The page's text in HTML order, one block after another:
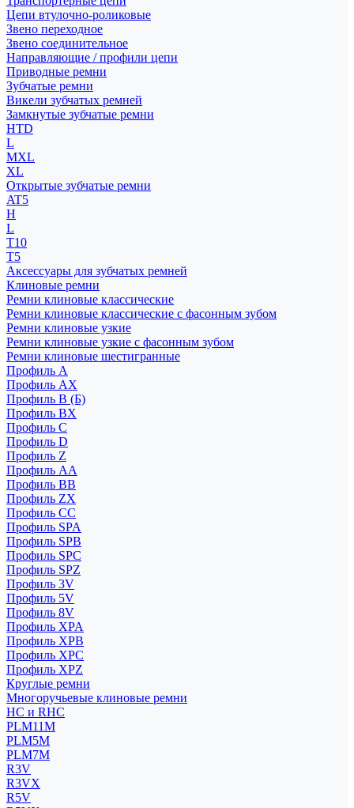
Цепи втулочно-роликовые
Звено переходное
Звено соединительное
Направляющие / профили цепи
Приводные ремни
Зубчатые ремни
Викели зубчатых ремней
Замкнутые зубчатые ремни
HTD
L
MXL
XL
Открытые зубчатые ремни
AT5
H
L
T10
T5
Аксессуары для зубчатых ремней
Клиновые ремни
Ремни клиновые классические
Ремни клиновые классические с фасонным зубом
Ремни клиновые узкие
Ремни клиновые узкие с фасонным зубом
Ремни клиновые шестигранные
Профиль A
Профиль AX
Профиль B (Б)
Профиль BX
Профиль C
Профиль D
Профиль Z
Профиль АА
Профиль BB
Профиль ZX
Профиль CC
Профиль SPA
Профиль SPB
Профиль SPC
Профиль SPZ
Профиль 3V
Профиль 5V
Профиль 8V
Профиль XPA
Профиль XPB
Профиль XPC
Профиль XPZ
Круглые ремни
Многоручьевые клиновые ремни
HC и RHC
PLM11M
PLM5M
PLM7M
R3V
R3VX
R5V